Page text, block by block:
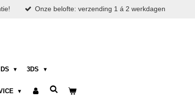
Onze belofte: verzending 1 á 2 werkdagen
DS 3DS